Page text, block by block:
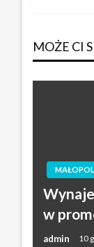
MOŻE CI
w
admin 10